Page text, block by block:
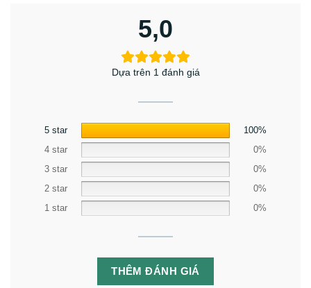
5,0
Dựa trên 1 đánh giá
5 star
100%
4 star
0%
3 star
0%
2 star
0%
1 star
0%
THÊM ĐÁNH GIÁ